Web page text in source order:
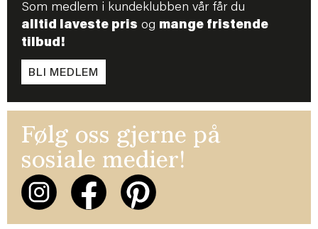
Som medlem i kundeklubben vår får du
alltid laveste pris og mange fristende
tilbud!
BLI MEDLEM
Følg oss gjerne på
sosiale medier!